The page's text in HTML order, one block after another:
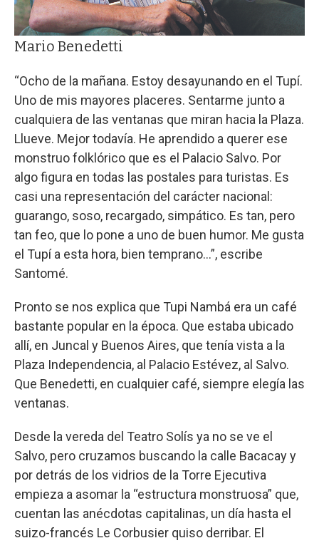
Mario Benedetti
“Ocho de la mañana. Estoy desayunando en el Tupí.
Uno de mis mayores placeres. Sentarme junto a
cualquiera de las ventanas que miran hacia la Plaza.
Llueve. Mejor todavía. He aprendido a querer ese
monstruo folklórico que es el Palacio Salvo. Por
algo figura en todas las postales para turistas. Es
casi una representación del carácter nacional:
guarango, soso, recargado, simpático. Es tan, pero
tan feo, que lo pone a uno de buen humor. Me gusta
el Tupí a esta hora, bien temprano…”, escribe
Santomé.
Pronto se nos explica que Tupi Nambá era un café
bastante popular en la época. Que estaba ubicado
allí, en Juncal y Buenos Aires, que tenía vista a la
Plaza Independencia, al Palacio Estévez, al Salvo.
Que Benedetti, en cualquier café, siempre elegía las
ventanas.
Desde la vereda del Teatro Solís ya no se ve el
Salvo, pero cruzamos buscando la calle Bacacay y
por detrás de los vidrios de la Torre Ejecutiva
empieza a asomar la “estructura monstruosa” que,
cuentan las anécdotas capitalinas, un día hasta el
suizo-francés Le Corbusier quiso derribar. El